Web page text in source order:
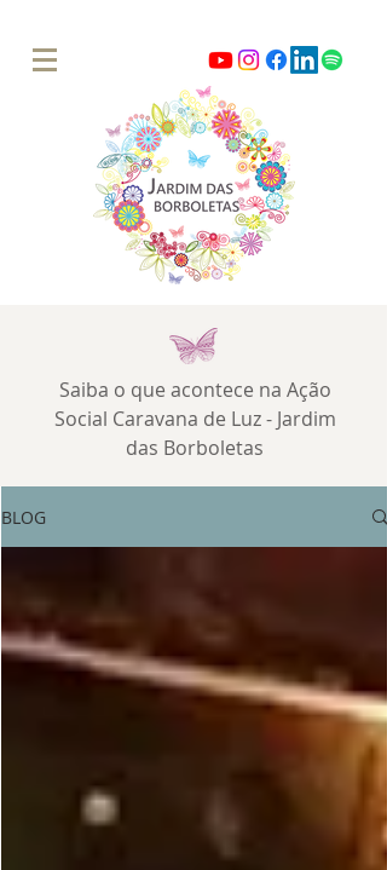
Saiba o que acontece na Ação
Social Caravana de Luz - Jardim
das Borboletas
BLOG